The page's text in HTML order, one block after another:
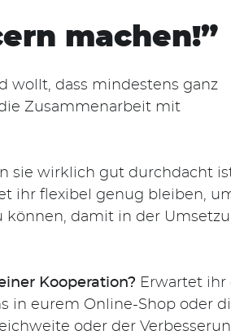
machen!”
wollt, dass mindestens ganz
Zusammenarbeit mit
sie wirklich gut durchdacht
ihr flexibel genug bleiben,
können, damit in der
Kooperation? Erwartet ihr
in eurem Online-Shop oder
oder der